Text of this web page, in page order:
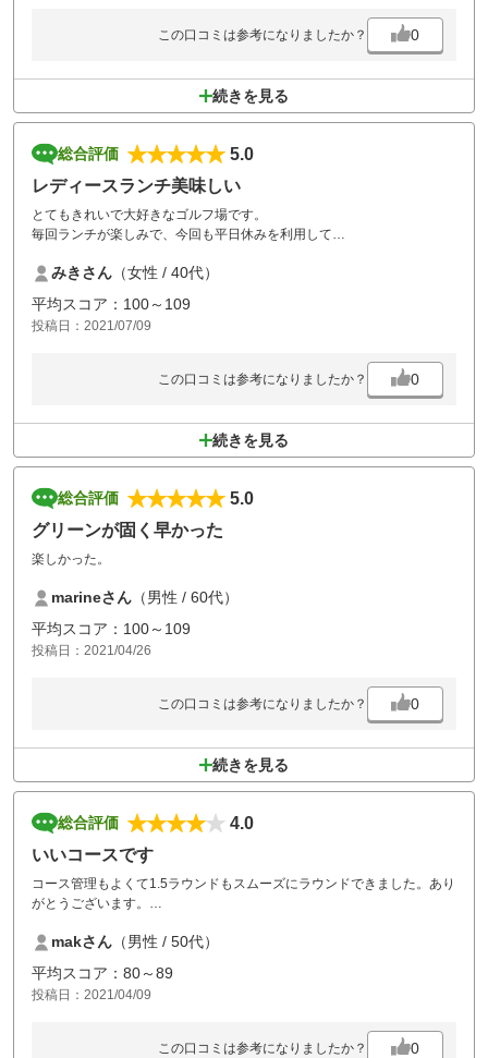
体が楽になりとても助かりました。この口コミは参考になりましたか？ 0
続きを見る
総合評価
5.0
レディースランチ美味しい
とてもきれいで大好きなゴルフ場です。
毎回ランチが楽しみで、今回も平日休みを利用して
芝もふかふかでよく手入れされており
気持ちよかったです。
ここは、ゆっくりランチを味わいたいので
7時～8時台スルーのあと、食事してお風呂入ってというのがおすすめで
みきさん （女性 / 40代）
平均スコア：100～109
投稿日：2021/07/09
この口コミは参考になりましたか？ 0
続きを見る
総合評価
5.0
グリーンが固く早かった
楽しかった。
marineさん （男性 / 60代）
平均スコア：100～109
投稿日：2021/04/26
この口コミは参考になりましたか？ 0
続きを見る
総合評価
4.0
いいコースです
コース管理もよくて1.5ラウンドもスムーズにラウンドできました。あり
がとうございます。
残念だったのはさくらが散りかけていたこと・・・
1週間早ければなーーー。笑
いつもありがとうございます。
makさん （男性 / 50代）
平均スコア：80～89
投稿日：2021/04/09
この口コミは参考になりましたか？ 0